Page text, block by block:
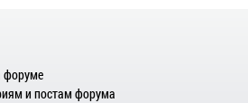
форуме
и постам форума